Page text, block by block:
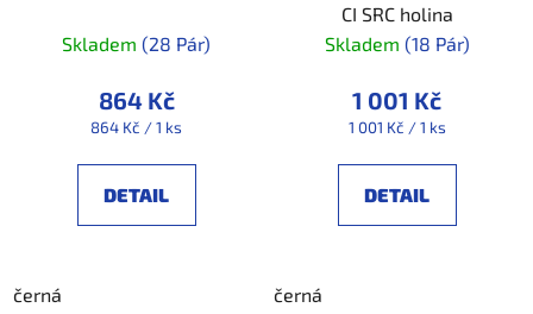
Skladem (28 Pár)
864 Kč
Měrná
864 Kč / 1 ks
DETAIL
černá
CI SRC holina
Skladem (18 Pár)
1 001 Kč
Měrná
1 001 Kč / 1 ks
DETAIL
černá